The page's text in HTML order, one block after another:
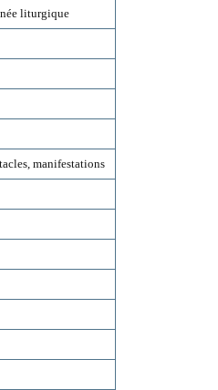
liturgique
manifestations